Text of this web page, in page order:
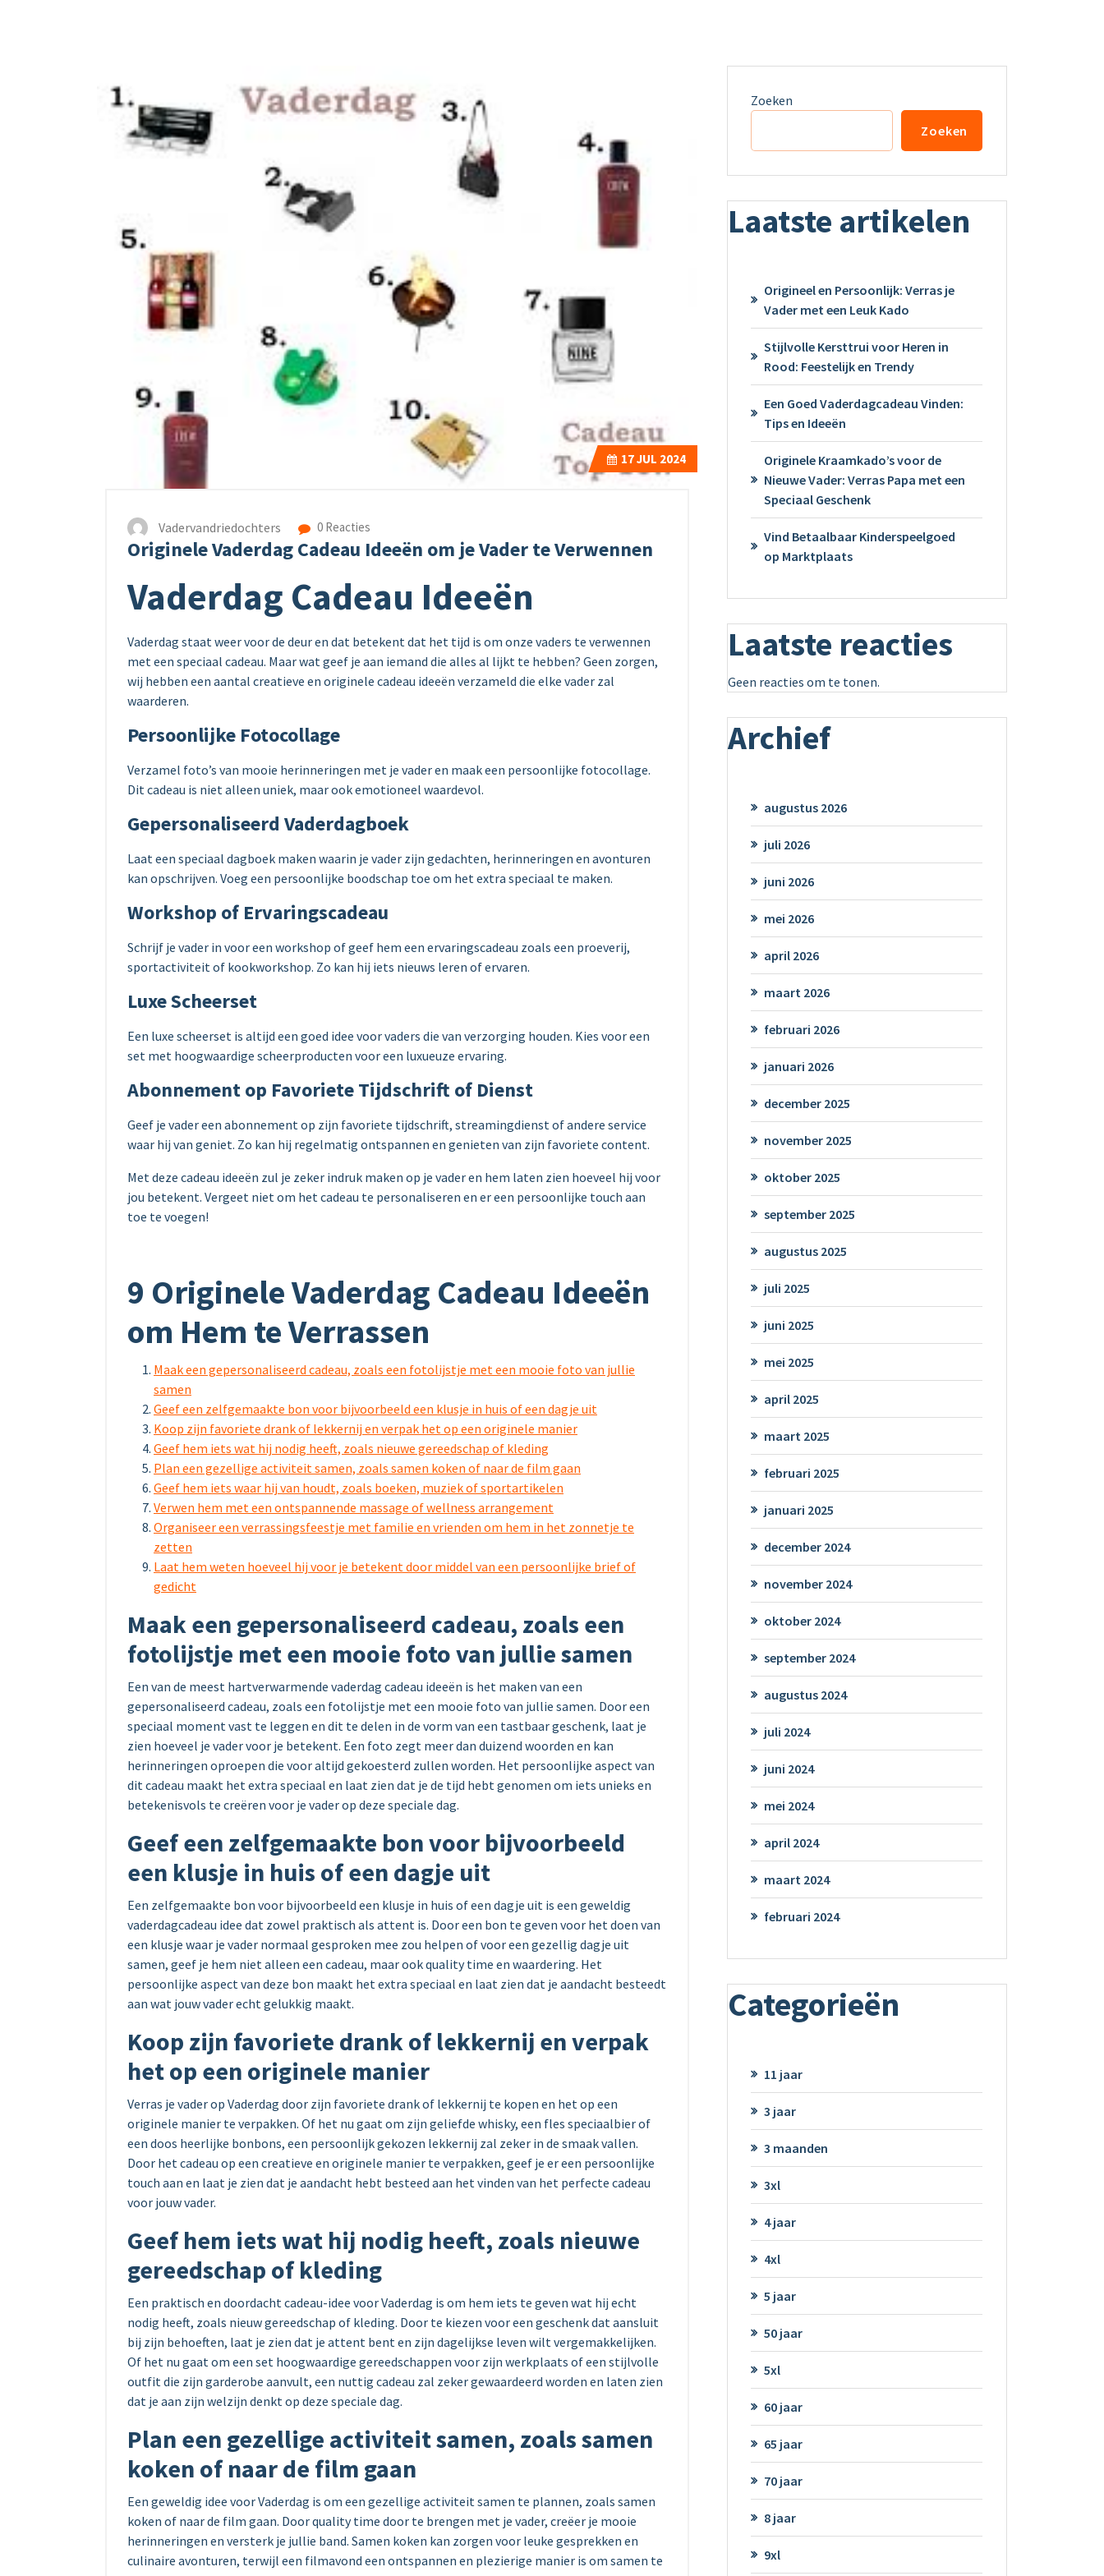
17JUL 2024
Vadervandriedochters 0 Reacties
Originele Vaderdag Cadeau Ideeën om je Vader te Verwennen
Vaderdag Cadeau Ideeën
Vaderdag staat weer voor de deur en dat betekent dat het tijd is om onze vaders te verwennen
met een speciaal cadeau. Maar wat geef je aan iemand die alles al lijkt te hebben? Geen zorgen,
wij hebben een aantal creatieve en originele cadeau ideeën verzameld die elke vader zal
waarderen.
Persoonlijke Fotocollage
Verzamel foto’s van mooie herinneringen met je vader en maak een persoonlijke fotocollage.
Dit cadeau is niet alleen uniek, maar ook emotioneel waardevol.
Gepersonaliseerd Vaderdagboek
Laat een speciaal dagboek maken waarin je vader zijn gedachten, herinneringen en avonturen
kan opschrijven. Voeg een persoonlijke boodschap toe om het extra speciaal te maken.
Workshop of Ervaringscadeau
Schrijf je vader in voor een workshop of geef hem een ervaringscadeau zoals een proeverij,
sportactiviteit of kookworkshop. Zo kan hij iets nieuws leren of ervaren.
Luxe Scheerset
Een luxe scheerset is altijd een goed idee voor vaders die van verzorging houden. Kies voor een
set met hoogwaardige scheerproducten voor een luxueuze ervaring.
Abonnement op Favoriete Tijdschrift of Dienst
Geef je vader een abonnement op zijn favoriete tijdschrift, streamingdienst of andere service
waar hij van geniet. Zo kan hij regelmatig ontspannen en genieten van zijn favoriete content.
Met deze cadeau ideeën zul je zeker indruk maken op je vader en hem laten zien hoeveel hij voor
jou betekent. Vergeet niet om het cadeau te personaliseren en er een persoonlijke touch aan
toe te voegen!
9 Originele Vaderdag Cadeau Ideeën
om Hem te Verrassen
Maak een gepersonaliseerd cadeau, zoals een fotolijstje met een mooie foto van jullie
samen
Geef een zelfgemaakte bon voor bijvoorbeeld een klusje in huis of een dagje uit
Koop zijn favoriete drank of lekkernij en verpak het op een originele manier
Geef hem iets wat hij nodig heeft, zoals nieuwe gereedschap of kleding
Plan een gezellige activiteit samen, zoals samen koken of naar de film gaan
Geef hem iets waar hij van houdt, zoals boeken, muziek of sportartikelen
Verwen hem met een ontspannende massage of wellness arrangement
Organiseer een verrassingsfeestje met familie en vrienden om hem in het zonnetje te
zetten
Laat hem weten hoeveel hij voor je betekent door middel van een persoonlijke brief of
gedicht
Maak een gepersonaliseerd cadeau, zoals een
fotolijstje met een mooie foto van jullie samen
Een van de meest hartverwarmende vaderdag cadeau ideeën is het maken van een
gepersonaliseerd cadeau, zoals een fotolijstje met een mooie foto van jullie samen. Door een
speciaal moment vast te leggen en dit te delen in de vorm van een tastbaar geschenk, laat je
zien hoeveel je vader voor je betekent. Een foto zegt meer dan duizend woorden en kan
herinneringen oproepen die voor altijd gekoesterd zullen worden. Het persoonlijke aspect van
dit cadeau maakt het extra speciaal en laat zien dat je de tijd hebt genomen om iets unieks en
betekenisvols te creëren voor je vader op deze speciale dag.
Geef een zelfgemaakte bon voor bijvoorbeeld
een klusje in huis of een dagje uit
Een zelfgemaakte bon voor bijvoorbeeld een klusje in huis of een dagje uit is een geweldig
vaderdagcadeau idee dat zowel praktisch als attent is. Door een bon te geven voor het doen van
een klusje waar je vader normaal gesproken mee zou helpen of voor een gezellig dagje uit
samen, geef je hem niet alleen een cadeau, maar ook quality time en waardering. Het
persoonlijke aspect van deze bon maakt het extra speciaal en laat zien dat je aandacht besteedt
aan wat jouw vader echt gelukkig maakt.
Koop zijn favoriete drank of lekkernij en verpak
het op een originele manier
Verras je vader op Vaderdag door zijn favoriete drank of lekkernij te kopen en het op een
originele manier te verpakken. Of het nu gaat om zijn geliefde whisky, een fles speciaalbier of
een doos heerlijke bonbons, een persoonlijk gekozen lekkernij zal zeker in de smaak vallen.
Door het cadeau op een creatieve en originele manier te verpakken, geef je er een persoonlijke
touch aan en laat je zien dat je aandacht hebt besteed aan het vinden van het perfecte cadeau
voor jouw vader.
Geef hem iets wat hij nodig heeft, zoals nieuwe
gereedschap of kleding
Een praktisch en doordacht cadeau-idee voor Vaderdag is om hem iets te geven wat hij echt
nodig heeft, zoals nieuw gereedschap of kleding. Door te kiezen voor een geschenk dat aansluit
bij zijn behoeften, laat je zien dat je attent bent en zijn dagelijkse leven wilt vergemakkelijken.
Of het nu gaat om een set hoogwaardige gereedschappen voor zijn werkplaats of een stijlvolle
outfit die zijn garderobe aanvult, een nuttig cadeau zal zeker gewaardeerd worden en laten zien
dat je aan zijn welzijn denkt op deze speciale dag.
Plan een gezellige activiteit samen, zoals samen
koken of naar de film gaan
Een geweldig idee voor Vaderdag is om een gezellige activiteit samen te plannen, zoals samen
koken of naar de film gaan. Door quality time door te brengen met je vader, creëer je mooie
herinneringen en versterk je jullie band. Samen koken kan zorgen voor leuke gesprekken en
culinaire avonturen, terwijl een filmavond een ontspannen en plezierige manier is om samen te
Zoeken
Zoeken
Laatste artikelen
Origineel en Persoonlijk: Verras je
Vader met een Leuk Kado
Stijlvolle Kersttrui voor Heren in
Rood: Feestelijk en Trendy
Een Goed Vaderdagcadeau Vinden:
Tips en Ideeën
Originele Kraamkado’s voor de
Nieuwe Vader: Verras Papa met een
Speciaal Geschenk
Vind Betaalbaar Kinderspeelgoed
op Marktplaats
Laatste reacties
Geen reacties om te tonen.
Archief
augustus 2026
juli 2026
juni 2026
mei 2026
april 2026
maart 2026
februari 2026
januari 2026
december 2025
november 2025
oktober 2025
september 2025
augustus 2025
juli 2025
juni 2025
mei 2025
april 2025
maart 2025
februari 2025
januari 2025
december 2024
november 2024
oktober 2024
september 2024
augustus 2024
juli 2024
juni 2024
mei 2024
april 2024
maart 2024
februari 2024
Categorieën
11 jaar
3 jaar
3 maanden
3xl
4 jaar
4xl
5 jaar
50 jaar
5xl
60 jaar
65 jaar
70 jaar
8 jaar
9xl